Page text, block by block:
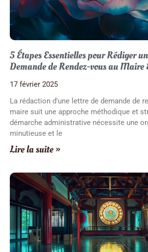
5 Étapes Essentielles pour Rédiger
Demande de Rendez-vous au Maire
17 février 2025
La rédaction d'une lettre de demande de
maire suit une approche méthodique et
démarche administrative nécessite une
minutieuse et le
Lire la suite »